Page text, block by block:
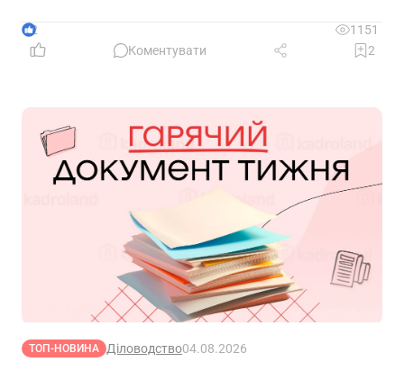
2
1151
Коментувати
2
ТОП-НОВИНА Діловодство04.08.2026